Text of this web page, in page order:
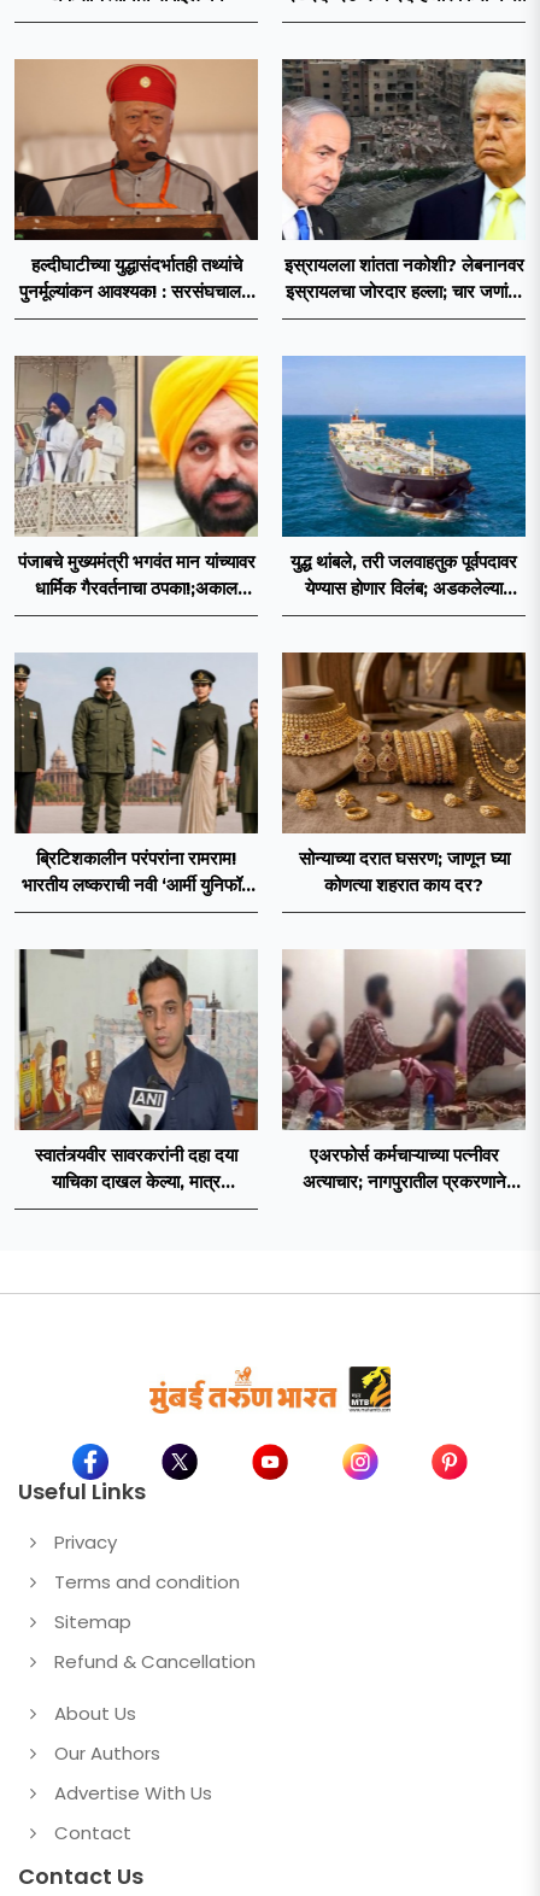
रस्त्यांचे लक्ष्य!
हल्दीघाटीच्या युद्धासंदर्भातही तथ्यांचे
पुनर्मूल्यांकन आवश्यक! : सरसंघचालक
डॉ. मोहनजी भागवत
इस्रायलला शांतता नकोशी? लेबनानवर
इस्रायलचा जोरदार हल्ला; चार जणांचा
मृत्यू, इराण-अमेरिकेत आरोप-प्रत्यारोप
पंजाबचे मुख्यमंत्री भगवंत मान यांच्यावर
धार्मिक गैरवर्तनाचा ठपका!;अकाल
तख्ताच्या निर्णयाने मोठी खळबळ
युद्ध थांबले, तरी जलवाहतुक पूर्वपदावर
येण्यास होणार विलंब; अडकलेल्या
जहाजांना कराराच्या शाश्वततेची चिंता.
ब्रिटिशकालीन परंपरांना रामराम!
भारतीय लष्कराची नवी ‘आर्मी युनिफॉर्म
२०२६’ नियमावली लागू
सोन्याच्या दरात घसरण; जाणून घ्या
कोणत्या शहरात काय दर?
स्वातंत्र्यवीर सावरकरांनी दहा दया
याचिका दाखल केल्या, मात्र
ब्रिटिशांप्रति कधीही निष्ठा व्यक्त केली
एअरफोर्स कर्मचाऱ्याच्या पत्नीवर
अत्याचार; नागपुरातील प्रकरणाने
Useful Links
Privacy
Terms and condition
Sitemap
Refund & Cancellation
About Us
Our Authors
Advertise With Us
Contact
Contact Us